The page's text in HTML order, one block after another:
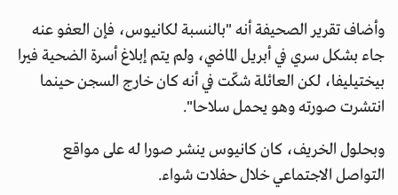
وأضاف تقرير الصحيفة أنه "بالنسبة لكانيوس، فإن العفو عنه
جاء بشكل سري في أبريل الماضي، ولم يتم إبلاغ أسرة الضحية فيرا
بيختيليفا، لكن العائلة شكّت في أنه كان خارج السجن حينما
انتشرت صورته وهو يحمل سلاحا".
وبحلول الخريف، كان كانيوس ينشر صورا له على مواقع
التواصل الاجتماعي خلال حفلات شواء.